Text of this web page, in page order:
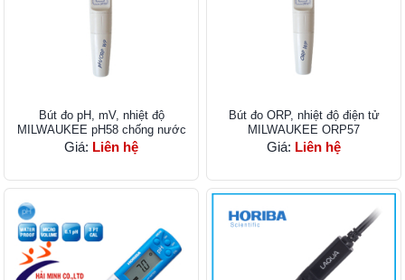
Bút đo pH, mV, nhiệt độ
MILWAUKEE pH58 chống nước
Giá: Liên hệ
Bút đo ORP, nhiệt độ điện tử
MILWAUKEE ORP57
Giá: Liên hệ